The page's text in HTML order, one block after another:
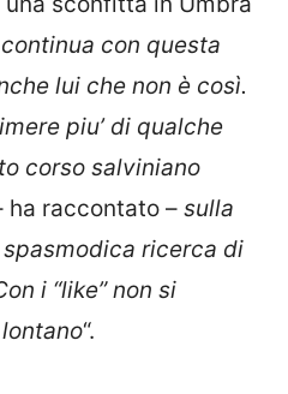
con questa
lui che non è così.
piu’ di qualche
corso salviniano
ha raccontato – sulla
spasmodica ricerca di
i “like” non si
“.